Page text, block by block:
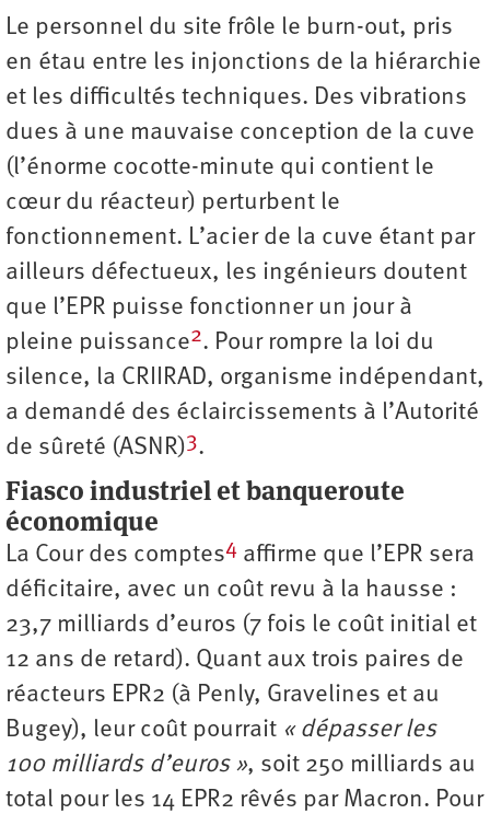
Le personnel du site frôle le burn-out, pris
en étau entre les injonctions de la hiérarchie
et les difficultés techniques. Des vibrations
dues à une mauvaise conception de la cuve
(l’énorme cocotte-minute qui contient le
cœur du réacteur) perturbent le
fonctionnement. L’acier de la cuve étant par
ailleurs défectueux, les ingénieurs doutent
que l’EPR puisse fonctionner un jour à
pleine puissance2. Pour rompre la loi du
silence, la CRIIRAD, organisme indépendant,
a demandé des éclaircissements à l’Autorité
de sûreté (ASNR)3.
Fiasco industriel et banqueroute
économique
La Cour des comptes4 affirme que l’EPR sera
déficitaire, avec un coût revu à la hausse :
23,7 milliards d’euros (7 fois le coût initial et
12 ans de retard). Quant aux trois paires de
réacteurs EPR2 (à Penly, Gravelines et au
Bugey), leur coût pourrait « dépasser les
100 milliards d’euros », soit 250 milliards au
total pour les 14 EPR2 rêvés par Macron. Pour